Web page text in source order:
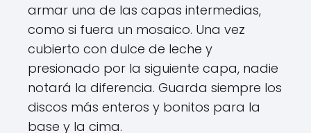
armar una de las capas intermedias,
como si fuera un mosaico. Una vez
cubierto con dulce de leche y
presionado por la siguiente capa, nadie
notará la diferencia. Guarda siempre los
discos más enteros y bonitos para la
base y la cima.